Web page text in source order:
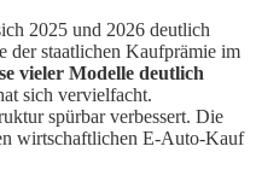
2025 und 2026 deutlich
der staatlichen Kaufprämie im
vieler Modelle deutlich
sich vervielfacht.
spürbar verbessert. Die
wirtschaftlichen E-Auto-Kauf